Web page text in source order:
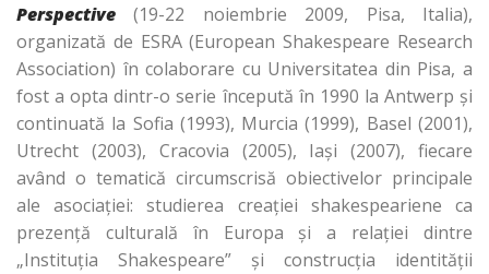
Perspective (19-22 noiembrie 2009, Pisa, Italia),
organizată de ESRA (European Shakespeare Research
Association) în colaborare cu Universitatea din Pisa, a
fost a opta dintr-o serie începută în 1990 la Antwerp şi
continuată la Sofia (1993), Murcia (1999), Basel (2001),
Utrecht (2003), Cracovia (2005), Iaşi (2007), fiecare
având o tematică circumscrisă obiectivelor principale
ale asociaţiei: studierea creaţiei shakespeariene ca
prezenţă culturală în Europa şi a relaţiei dintre
„Instituţia Shakespeare” şi construcţia identităţii